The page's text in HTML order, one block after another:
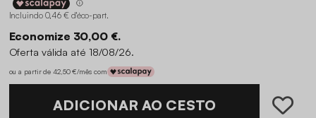
Incluindo 0,46 € d'éco-part.
Economize 30,00 €.
Oferta válida até 18/08/26.
ou a partir de 42,50 €/mês com
ADICIONAR AO CESTO